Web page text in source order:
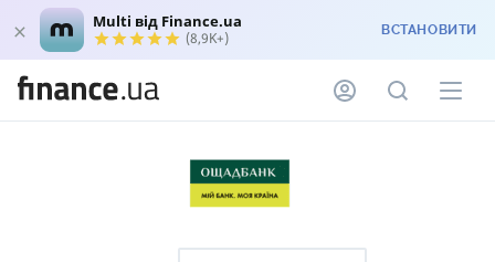
Multi від Finance.ua
(8,9K+) ВСТАНОВИТИ